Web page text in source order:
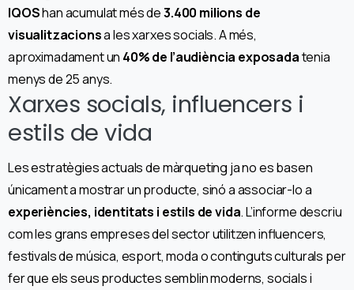
IQOShan acumulat més de3.400 milions de
visualitzacionsa les xarxes socials. A més,
aproximadament un 40% de l’audiència exposadatenia
menys de 25 anys.
Xarxes socials, influencers i
estils de vida
Les estratègies actuals de màrqueting ja no es basen
únicament a mostrar un producte, sinó a associar-lo a
experiències, identitats i estils de vida. L’informe descriu
com les grans empreses del sector utilitzen influencers,
festivals de música, esport, moda o continguts culturals per
fer que els seus productes semblin moderns, socials i